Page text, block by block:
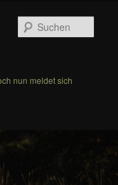
nun meldet sich